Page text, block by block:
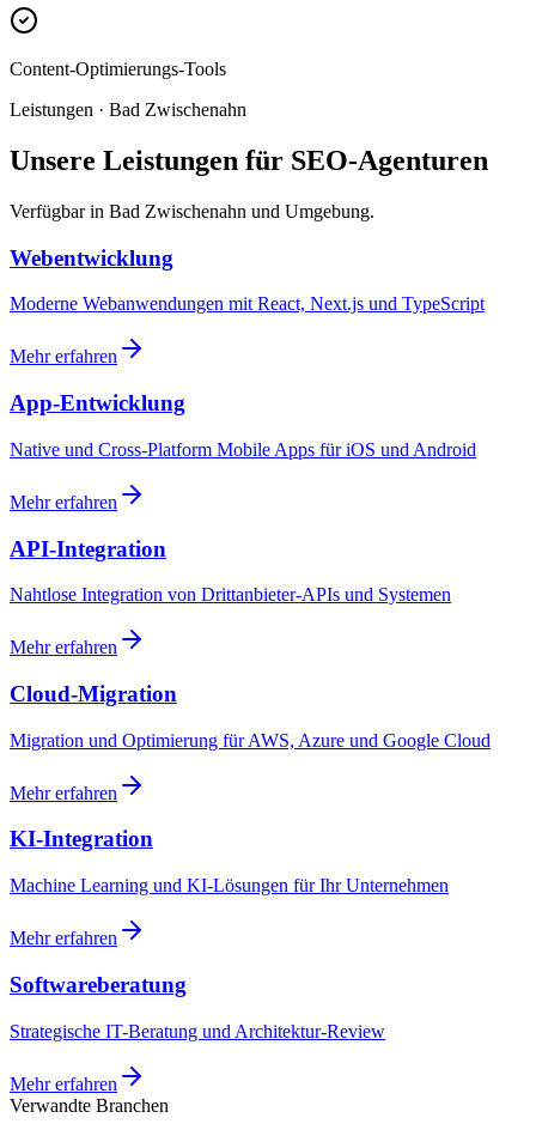
Content-Optimierungs-Tools
Leistungen · Bad Zwischenahn
Unsere Leistungen für SEO-Agenturen
Verfügbar in Bad Zwischenahn und Umgebung.
Webentwicklung
Moderne Webanwendungen mit React, Next.js und TypeScript
Mehr erfahren
App-Entwicklung
Native und Cross-Platform Mobile Apps für iOS und Android
Mehr erfahren
API-Integration
Nahtlose Integration von Drittanbieter-APIs und Systemen
Mehr erfahren
Cloud-Migration
Migration und Optimierung für AWS, Azure und Google Cloud
Mehr erfahren
KI-Integration
Machine Learning und KI-Lösungen für Ihr Unternehmen
Mehr erfahren
Softwareberatung
Strategische IT-Beratung und Architektur-Review
Mehr erfahren
Verwandte Branchen